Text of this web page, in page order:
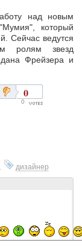
над новым
который
Сейчас ведутся
ролям звезд
Фрейзера и
0
0
,
дизайнер